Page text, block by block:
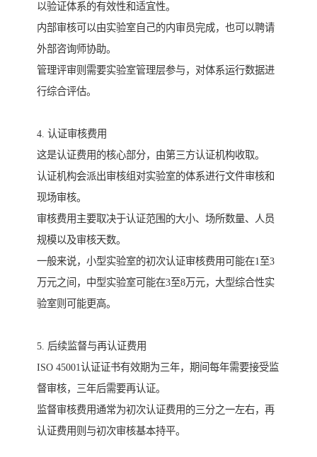
以验证体系的有效性和适宜性。
内部审核可以由实验室自己的内审员完成，也可以聘请
外部咨询师协助。
管理评审则需要实验室管理层参与，对体系运行数据进
行综合评估。
4. 认证审核费用
这是认证费用的核心部分，由第三方认证机构收取。
认证机构会派出审核组对实验室的体系进行文件审核和
现场审核。
审核费用主要取决于认证范围的大小、场所数量、人员
规模以及审核天数。
一般来说，小型实验室的初次认证审核费用可能在1至3
万元之间，中型实验室可能在3至8万元，大型综合性实
验室则可能更高。
5. 后续监督与再认证费用
ISO 45001认证证书有效期为三年，期间每年需要接受监
督审核，三年后需要再认证。
监督审核费用通常为初次认证费用的三分之一左右，再
认证费用则与初次审核基本持平。